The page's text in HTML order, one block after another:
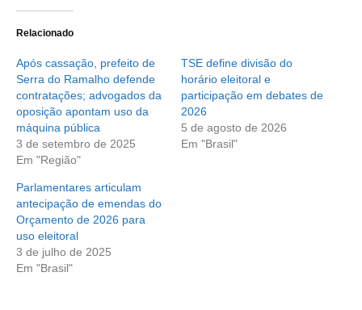
Relacionado
Após cassação, prefeito de
Serra do Ramalho defende
contratações; advogados da
oposição apontam uso da
máquina pública
3 de setembro de 2025
Em "Região"
TSE define divisão do
horário eleitoral e
participação em debates de
2026
5 de agosto de 2026
Em "Brasil"
Parlamentares articulam
antecipação de emendas do
Orçamento de 2026 para
uso eleitoral
3 de julho de 2025
Em "Brasil"